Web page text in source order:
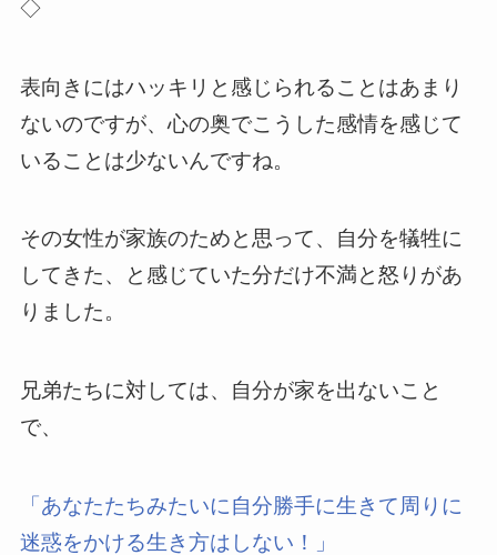
◇
表向きにはハッキリと感じられることはあまり
ないのですが、心の奥でこうした感情を感じて
いることは少ないんですね。
その女性が家族のためと思って、自分を犠牲に
してきた、と感じていた分だけ不満と怒りがあ
りました。
兄弟たちに対しては、自分が家を出ないこと
で、
「あなたたちみたいに自分勝手に生きて周りに
迷惑をかける生き方はしない！」